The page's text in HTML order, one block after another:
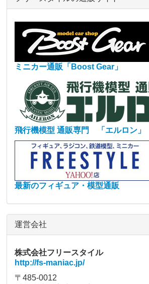
ミニカー通販「Boost Gear」
飛行機模型 通販専門 「エルロン」
最新のフィギュア・模型通販
運営会社
株式会社フリースタイル
http://fs-maniac.jp/
〒485-0012